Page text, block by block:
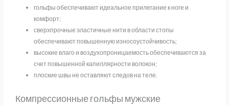
гольфы обеспечивают идеальное прилегание к ноге и
комфорт;
сверхпрочные эластичные нити в области стопы
обеспечивают повышенную износоустойчивость;
высокие влаго и воздухопроницаемость обеспечиваются за
счет повышенной капиллярности волокон;
плоские швы не оставляют следов на теле.
Компрессионные гольфы мужские